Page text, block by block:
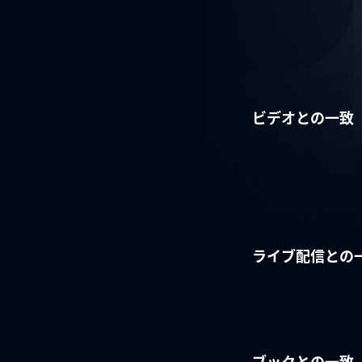
ビデオとの一致
ライブ配信との